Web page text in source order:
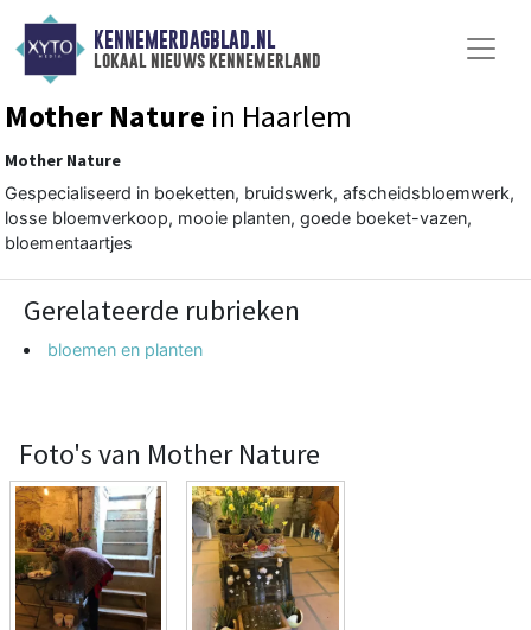
KENNEMERDAGBLAD.NL
lokaal nieuws kennemerland
Mother Nature in Haarlem
Mother Nature
Gespecialiseerd in boeketten, bruidswerk, afscheidsbloemwerk,
losse bloemverkoop, mooie planten, goede boeket-vazen,
bloementaartjes
Gerelateerde rubrieken
bloemen en planten
Foto's van Mother Nature